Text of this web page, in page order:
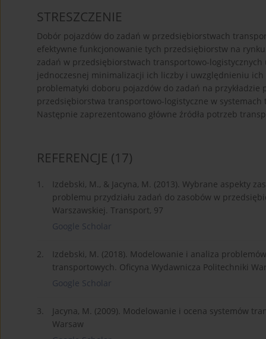
STRESZCZENIE
Dobór pojazdów do zadań w przedsiębiorstwach
efektywne funkcjonowanie tych przedsiębiorstw na
zadań w przedsiębiorstwach transportowo-
jednoczesnej minimalizacji ich liczby i uwzględnieniu
problematyki doboru pojazdów do zadań na
przedsiębiorstwa transportowo-logistyczne w
Następnie zaprezentowano główne źródła potrzeb
REFERENCJE (17)
1.
Izdebski, M., & Jacyna, M. (2013). Wybrane aspekty
problemu przydziału zadań do zasobów w
Warszawskiej. Transport, 97
Google Scholar
2.
Izdebski, M. (2018). Modelowanie i analiza
transportowych. Oficyna Wydawnicza Politechniki
Google Scholar
3.
Jacyna, M. (2009). Modelowanie i ocena systemów
Warsaw